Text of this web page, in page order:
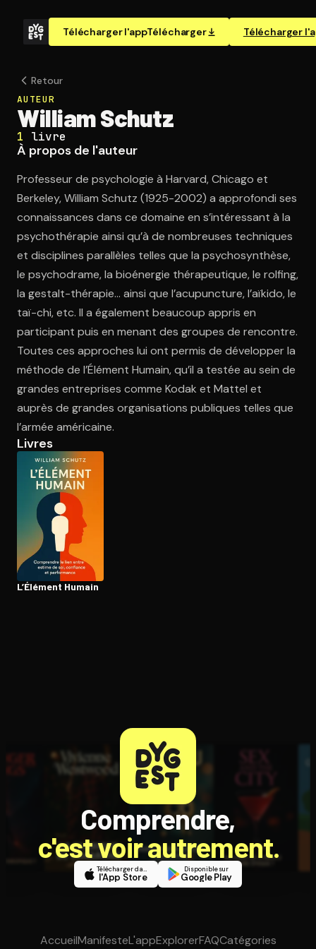
Télécharger l'appTélécharger Télécharger
Ouvre l'app Appareil photo, pointe sur le code. C'est gratuit à
Retour
AUTEUR
William Schutz
1 livre
À propos de l'auteur
Professeur de psychologie à Harvard, Chicago et
Berkeley, William Schutz (1925-2002) a approfondi ses
connaissances dans ce domaine en s’intéressant à la
psychothérapie ainsi qu’à de nombreuses techniques
et disciplines parallèles telles que la psychosynthèse,
le psychodrame, la bioénergie thérapeutique, le rolfing,
la gestalt-thérapie… ainsi que l’acupuncture, l’aïkido, le
taï-chi, etc. Il a également beaucoup appris en
participant puis en menant des groupes de rencontre.
Toutes ces approches lui ont permis de développer la
méthode de l’Élément Humain, qu’il a testée au sein de
grandes entreprises comme Kodak et Mattel et
auprès de grandes organisations publiques telles que
l’armée américaine.
Livres
L’Élément Humain
Comprendre,
c'est voir autrement.
Télécharger dans
l'App Store
Disponible sur
Google Play
AccueilManifesteL'appExplorerFAQCatégories